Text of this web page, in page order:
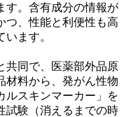
す。含有成分の情報が
つ、性能と利便性も高
ます。
共同で、医薬部外品原
材料から、発がん性物
ルスキンマーカー」を
試験（消えるまでの時